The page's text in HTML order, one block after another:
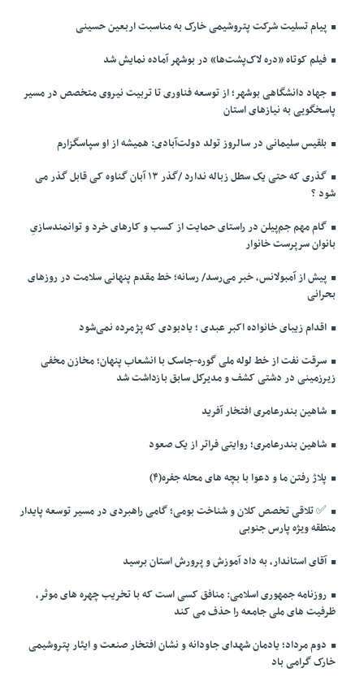
پیام تسلیت شرکت پتروشیمی خارک به مناسبت اربعین حسینی
فیلم کوتاه «دره لاک‌پشت‌ها» در بوشهر آماده نمایش شد
جهاد دانشگاهی بوشهر؛ از توسعه فناوری تا تربیت نیروی متخصص در مسیر
پاسخگویی به نیازهای استان
بلقیس سلیمانی در سالروز تولد دولت‌آبادی: همیشه از او سپاسگزارم
گذری که حتی یک سطل زباله ندارد /گذر ۱۳ آبان گناوه کی قابل گذر می
شود ؟
گام مهم جم‌پیلن در راستای حمایت از کسب و کارهای خرد و توانمندسازیِ
بانوان سرپرست خانوار
پیش از آمبولانس، خبر می‌رسد/ رسانه؛ خط مقدم پنهانی سلامت در روزهای
بحرانی
اقدام زیبای خانواده اکبر عبدی ؛ یادبودی که پژمرده نمی‌شود
سرقت نفت از خط لوله ملی گوره-جاسک با انشعاب پنهان؛ مخازن مخفی
زیرزمینی در دشتی کشف و مدیرکل سابق بازداشت شد
شاهین بندرعامری افتخار آفرید
شاهین بندرعامری؛ روایتی فراتر از یک صعود
پلاژ رفتن ما و دعوا با بچه های محله جفره(۴)
✅️ تلاقی تخصص کلان و شناخت بومی؛ گامی راهبردی در مسیر توسعه پایدار
منطقه ویژه پارس جنوبی
آقای استاندار، به داد آموزش و پرورش استان برسید
روزنامه جمهوری اسلامی: منافق کسی است که با تخریب چهره های موثر،
ظرفیت های ملی جامعه را حذف می کند
دوم مرداد؛ یادمان شهدای جاودانه و نشان افتخار صنعت و ایثار پتروشیمی
خارک گرامی باد